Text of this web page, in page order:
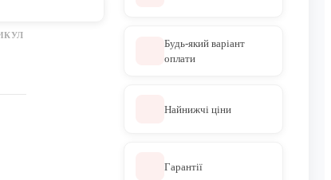
Будь-який варіант
оплати
Найнижчі ціни
Гарантії